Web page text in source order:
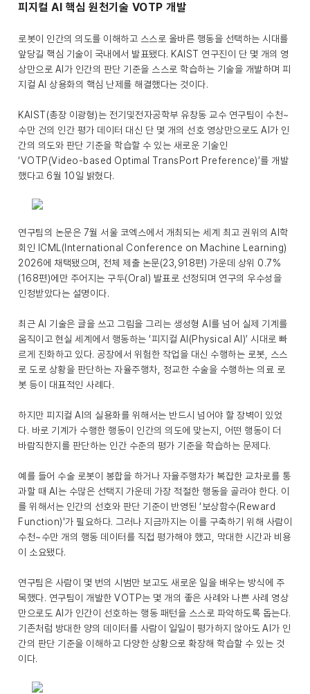
피지컬 AI 핵심 원천기술 VOTP 개발
로봇이 인간의 의도를 이해하고 스스로 올바른 행동을 선택하는 시대를
앞당길 핵심 기술이 국내에서 발표됐다. KAIST 연구진이 단 몇 개의 영
상만으로 AI가 인간의 판단 기준을 스스로 학습하는 기술을 개발하며 피
지컬 AI 상용화의 핵심 난제를 해결했다는 것이다.
KAIST(총장 이광형)는 전기및전자공학부 유창동 교수 연구팀이 수천~
수만 건의 인간 평가 데이터 대신 단 몇 개의 선호 영상만으로도 AI가 인
간의 의도와 판단 기준을 학습할 수 있는 새로운 기술인
‘VOTP(Video-based Optimal TransPort Preference)’를 개발
했다고 6월 10일 밝혔다.
연구팀의 논문은 7월 서울 코엑스에서 개최되는 세계 최고 권위의 AI학
회인 ICML(International Conference on Machine Learning)
2026에 채택됐으며, 전체 제출 논문(23,918편) 가운데 상위 0.7%
(168편)에만 주어지는 구두(Oral) 발표로 선정되며 연구의 우수성을
인정받았다는 설명이다.
최근 AI 기술은 글을 쓰고 그림을 그리는 생성형 AI를 넘어 실제 기계를
움직이고 현실 세계에서 행동하는 ‘피지컬 AI(Physical AI)’ 시대로 빠
르게 진화하고 있다. 공장에서 위험한 작업을 대신 수행하는 로봇, 스스
로 도로 상황을 판단하는 자율주행차, 정교한 수술을 수행하는 의료 로
봇 등이 대표적인 사례다.
하지만 피지컬 AI의 실용화를 위해서는 반드시 넘어야 할 장벽이 있었
다. 바로 기계가 수행한 행동이 인간의 의도에 맞는지, 어떤 행동이 더
바람직한지를 판단하는 인간 수준의 평가 기준을 학습하는 문제다.
예를 들어 수술 로봇이 봉합을 하거나 자율주행차가 복잡한 교차로를 통
과할 때 AI는 수많은 선택지 가운데 가장 적절한 행동을 골라야 한다. 이
를 위해서는 인간의 선호와 판단 기준이 반영된 ‘보상함수(Reward
Function)'가 필요하다. 그러나 지금까지는 이를 구축하기 위해 사람이
수천~수만 개의 행동 데이터를 직접 평가해야 했고, 막대한 시간과 비용
이 소요됐다.
연구팀은 사람이 몇 번의 시범만 보고도 새로운 일을 배우는 방식에 주
목했다. 연구팀이 개발한 VOTP는 몇 개의 좋은 사례와 나쁜 사례 영상
만으로도 AI가 인간이 선호하는 행동 패턴을 스스로 파악하도록 돕는다.
기존처럼 방대한 양의 데이터를 사람이 일일이 평가하지 않아도 AI가 인
간의 판단 기준을 이해하고 다양한 상황으로 확장해 학습할 수 있는 것
이다.